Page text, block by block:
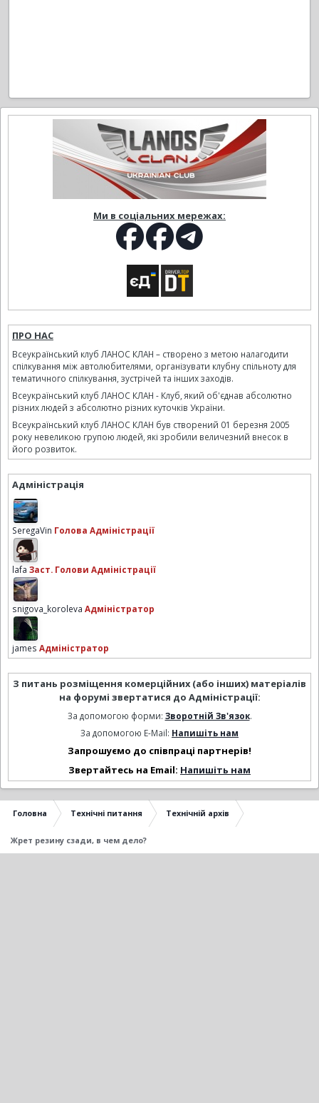
Ми в соціальних мережах:
ПРО НАС
Всеукраїнський клуб ЛАНОС КЛАН – створено з метою налагодити
спілкування між автолюбителями, організувати клубну спільноту для
тематичного спілкування, зустрічей та інших заходів.
Всеукраїнський клуб ЛАНОС КЛАН - Клуб, який об'єднав абсолютно
різних людей з абсолютно різних куточків України.
Всеукраїнський клуб ЛАНОС КЛАН був створений 01 березня 2005
року невеликою групою людей, які зробили величезний внесок в
його розвиток.
Адміністрація
SeregaVin Голова Адміністрації
lafa Заст. Голови Адміністрації
snigova_koroleva Адміністратор
james Адміністратор
З питань розміщення комерційних (або інших) матеріалів
на форумі звертатися до Адміністрації:
За допомогою форми: Зворотній Зв'язок.
За допомогою E-Mail: Напишіть нам
Запрошуємо до співпраці партнерів!
Звертайтесь на Email: Напишіть нам
Головна Технічні питання Технічній архів
Жрет резину сзади, в чем дело?